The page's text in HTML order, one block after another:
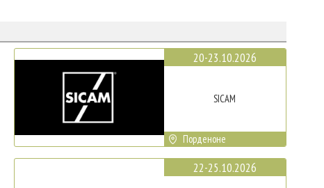
20-23.10.2026
SICAM
Порденоне
22-25.10.2026